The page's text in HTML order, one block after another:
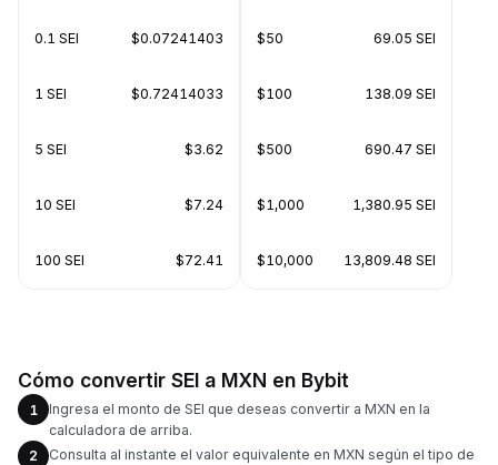
0.1 SEI $0.07241403
1 SEI $0.72414033
5 SEI $3.62
10 SEI $7.24
100 SEI $72.41
$50 69.05 SEI
$100 138.09 SEI
$500 690.47 SEI
$1,000 1,380.95 SEI
$10,000 13,809.48 SEI
Cómo convertir SEI a MXN en Bybit
1
Ingresa el monto de SEI que deseas convertir a MXN en la
calculadora de arriba.
2
Consulta al instante el valor equivalente en MXN según el tipo de